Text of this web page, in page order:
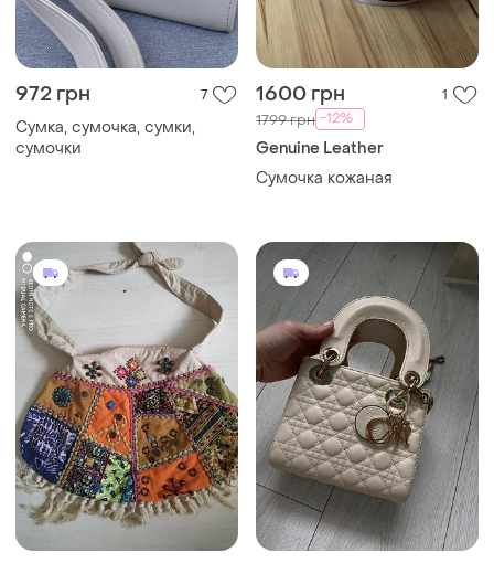
972 грн 7
Сумка, сумочка, сумки,
сумочки
1600 грн 1
1799 грн -12%
Genuine Leather
Сумочка кожаная